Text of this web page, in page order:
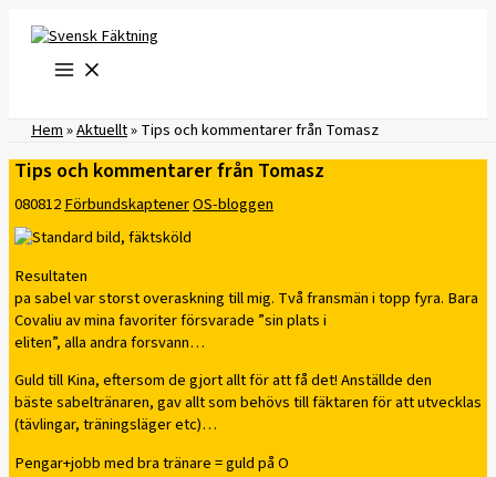
innehåll
Hem»Aktuellt»Tips och kommentarer från Tomasz
Tips och kommentarer från Tomasz
080812FörbundskaptenerOS-bloggen
Resultaten
pa sabel var storst overaskning till mig. Två fransmän i topp fyra. Bara
Covaliu av mina favoriter försvarade ”sin plats i
eliten”, alla andra forsvann…
Guld till Kina, eftersom de gjort allt för att få det! Anställde den
bäste sabeltränaren, gav allt som behövs till fäktaren för att utvecklas
(tävlingar, träningsläger etc)…
Pengar+jobb med bra tränare = guld på O